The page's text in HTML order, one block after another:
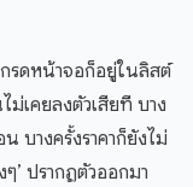
รดหน้าจอก็อยู่ในลิสต์
ม่เคยลงตัวเสียที บาง
บางครั้งราคาก็ยังไม่
’ ปรากฏตัวออกมา